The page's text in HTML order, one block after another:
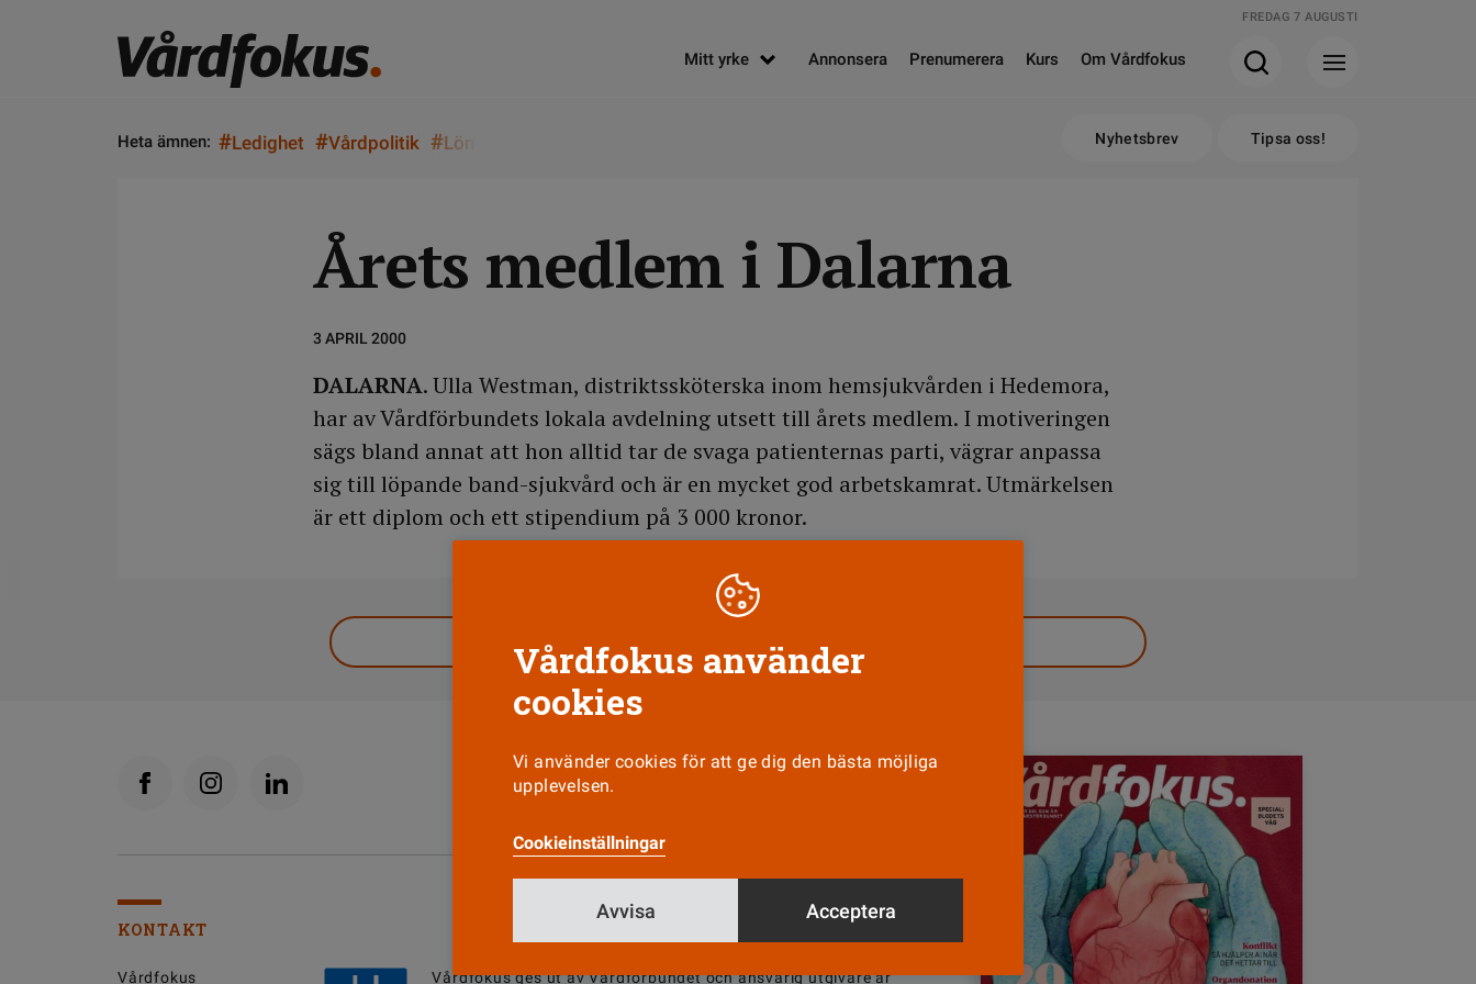
FREDAG 7 AUGUSTI
Mitt yrke Annonsera Prenumerera Kurs Om Vårdfokus
Heta ämnen: #Ledighet #Vårdpolitik #Lön Nyhetsbrev Tipsa oss!
Årets medlem i Dalarna
3 APRIL 2000
DALARNA. Ulla Westman, distriktssköterska inom hemsjukvården i Hedemora,
har av Vårdförbundets lokala avdelning utsett till årets medlem. I motiveringen
sägs bland annat att hon alltid tar de svaga patienternas parti, vägrar anpassa
sig till löpande band-sjukvård och är en mycket god arbetskamrat. Utmärkelsen
är ett diplom och ett stipendium på 3 000 kronor.
KONTAKT
Vårdfokus Vårdfokus ges ut avVårdförbundetoch ansvarig utgivare är
Vårdfokus använder
cookies
Vi använder cookies för att ge dig den bästa möjliga
upplevelsen.
Cookieinställningar
Avvisa Acceptera